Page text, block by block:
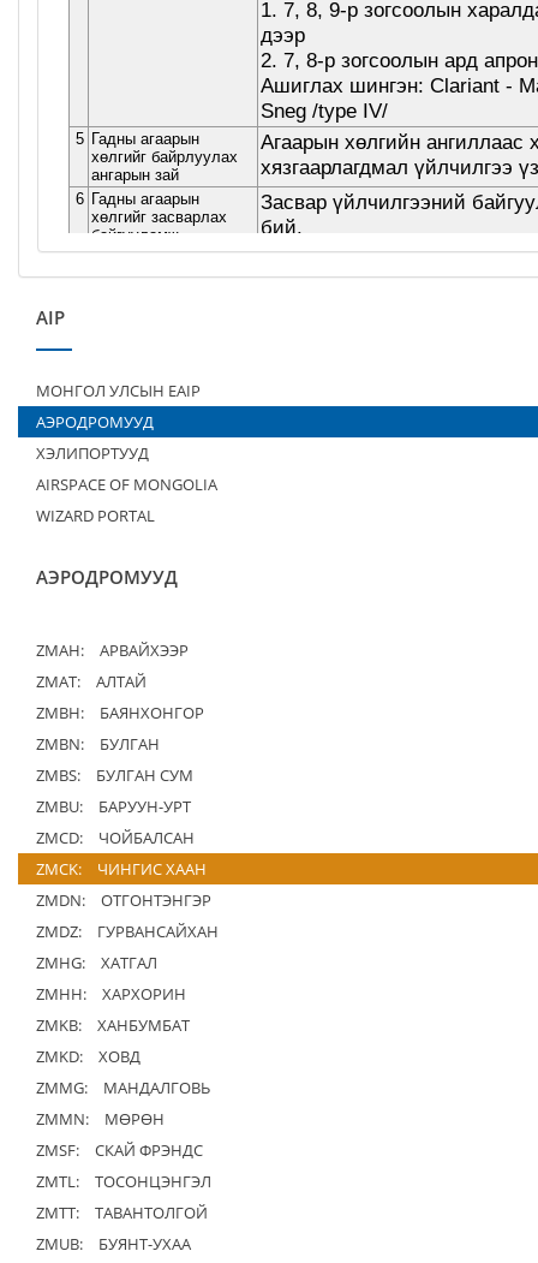
AIP
МОНГОЛ УЛСЫН EAIP
АЭРОДРОМУУД
ХЭЛИПОРТУУД
AIRSPACE OF MONGOLIA
WIZARD PORTAL
АЭРОДРОМУУД
ZMAH:
АРВАЙХЭЭР
ZMAT:
АЛТАЙ
ZMBH:
БАЯНХОНГОР
ZMBN:
БУЛГАН
ZMBS:
БУЛГАН СУМ
ZMBU:
БАРУУН-УРТ
ZMCD:
ЧОЙБАЛСАН
ZMCK:
ЧИНГИС ХААН
ZMDN:
ОТГОНТЭНГЭР
ZMDZ:
ГУРВАНСАЙХАН
ZMHG:
ХАТГАЛ
ZMHH:
ХАРХОРИН
ZMKB:
ХАНБУМБАТ
ZMKD:
ХОВД
ZMMG:
МАНДАЛГОВЬ
ZMMN:
МӨРӨН
ZMSF:
СКАЙ ФРЭНДС
ZMTL:
ТОСОНЦЭНГЭЛ
ZMTT:
ТАВАНТОЛГОЙ
ZMUB:
БУЯНТ-УХАА